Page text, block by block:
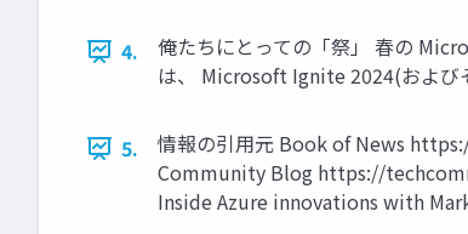
4.
俺たちにとっての「祭」 春の
は、 Microsoft Ignite 2024(および
5.
情報の引用元 Book of News
Community Blog https://
Inside Azure innovations with